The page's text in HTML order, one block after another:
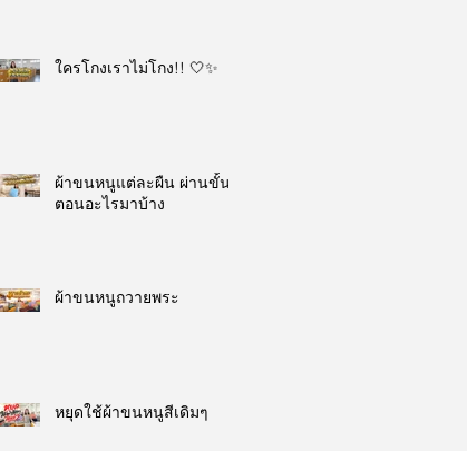
ใครโกงเราไม่โกง!! 🤍✨
ผ้าขนหนูแต่ละผืน ผ่านขั้น
ตอนอะไรมาบ้าง
ผ้าขนหนูถวายพระ
หยุดใช้ผ้าขนหนูสีเดิมๆ